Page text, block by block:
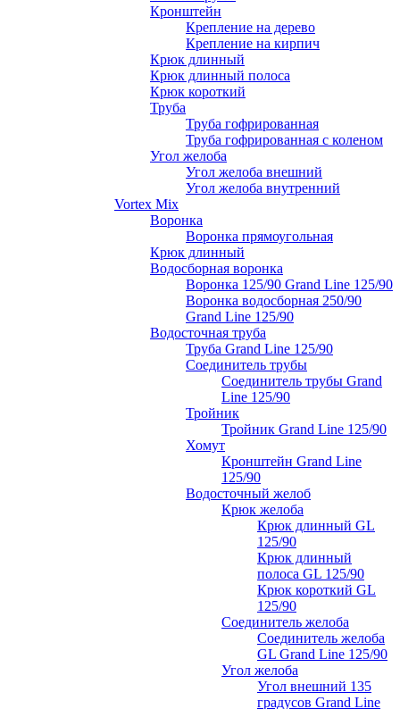
Кронштейн
Крепление на дерево
Крепление на кирпич
Крюк длинный
Крюк длинный полоса
Крюк короткий
Труба
Труба гофрированная
Труба гофрированная с коленом
Угол желоба
Угол желоба внешний
Угол желоба внутренний
Vortex Mix
Воронка
Воронка прямоугольная
Крюк длинный
Водосборная воронка
Воронка 125/90 Grand Line 125/90
Воронка водосборная 250/90
Grand Line 125/90
Водосточная труба
Труба Grand Line 125/90
Соединитель трубы
Соединитель трубы Grand
Line 125/90
Тройник
Тройник Grand Line 125/90
Хомут
Кронштейн Grand Line
125/90
Водосточный желоб
Крюк желоба
Крюк длинный GL
125/90
Крюк длинный
полоса GL 125/90
Крюк короткий GL
125/90
Соединитель желоба
Соединитель желоба
GL Grand Line 125/90
Угол желоба
Угол внешний 135
градусов Grand Line